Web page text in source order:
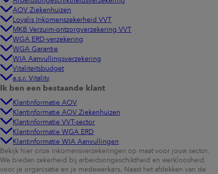
AOV Ziekenhuizen
Loyalis Inkomenszekerheid VVT
MKB Verzuim-ontzorgverzekering VVT
WGA ERD-verzekering
WGA Garantie
WIA Aanvullingsverzekering
Vitaliteitsbudget
a.s.r. Vitality
Ik ben een bestaande klant
Klantinformatie AOV
Klantinformatie AOV Ziekenhuizen
Klantinformatie VVT-sector
Klantinformatie WGA ERD
Klantinformatie WIA Aanvullingen
Bekijk hier onze inkomensverzekeringen op maat voor jouw sector.
We bieden zekerheid bij arbeidsongeschiktheid en werkloosheid
voor je organisatie en je medewerkers. Naast het afdekken van de